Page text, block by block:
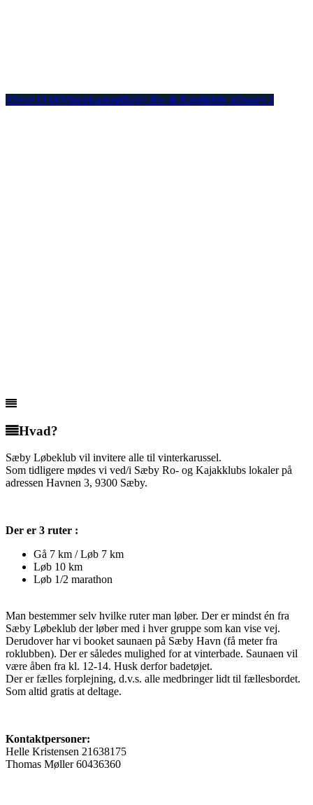
15mar10:00VinterkarruselSæby Ro- & Kajakklub , Havnen 3
Hvad?
Sæby Løbeklub vil invitere alle til vinterkarussel.
Som tidligere mødes vi ved/i Sæby Ro- og Kajakklubs lokaler på
adressen Havnen 3, 9300 Sæby.
Der er 3 ruter :
Gå 7 km / Løb 7 km
Løb 10 km
Løb 1/2 marathon
Man bestemmer selv hvilke ruter man løber. Der er mindst én fra
Sæby Løbeklub der løber med i hver gruppe som kan vise vej.
Derudover har vi booket saunaen på Sæby Havn (få meter fra
roklubben). Der er således mulighed for at vinterbade. Saunaen vil
være åben fra kl. 12-14. Husk derfor badetøjet.
Der er fælles forplejning, d.v.s. alle medbringer lidt til fællesbordet.
Som altid gratis at deltage.
Kontaktpersoner:
Helle Kristensen 21638175
Thomas Møller 60436360